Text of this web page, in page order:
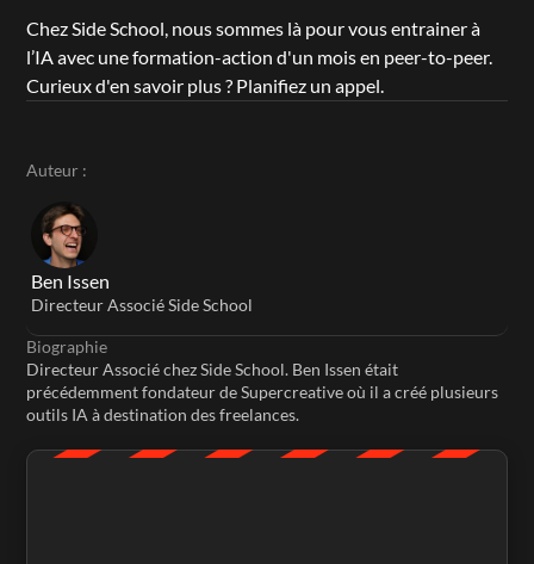
Chez Side School, nous sommes là pour vous entrainer à
l’IA avec une formation-action d'un mois en peer-to-peer.
Curieux d'en savoir plus ? Planifiez un appel.
Auteur :
Ben Issen
Directeur Associé Side School
Biographie
Directeur Associé chez Side School. Ben Issen était
précédemment fondateur de Supercreative où il a créé plusieurs
outils IA à destination des freelances.